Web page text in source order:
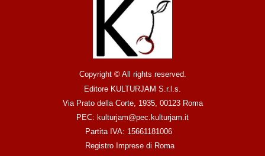
Copyright © All rights reserved.
Editore KULTURJAM S.r.l.s.
Via Prato della Corte, 1935, 00123 Roma
PEC: kulturjam@pec.kulturjam.it
Partita IVA: 15661181006
Registro Imprese di Roma